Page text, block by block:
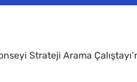
Strateji Arama